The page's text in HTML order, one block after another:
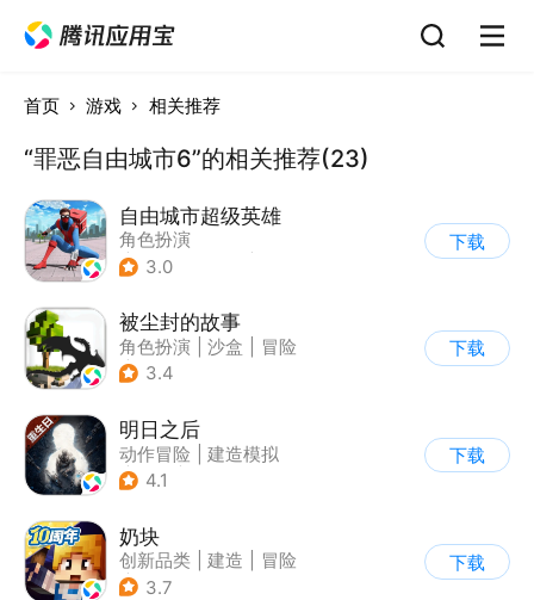
首页 游戏 相关推荐
“罪恶自由城市6”的相关推荐(23)
自由城市超级英雄
角色扮演
| 第三人称射击
3.0
下载
被尘封的故事
角色扮演 沙盒
冒险
| 开放世界
3.4
下载
明日之后
动作冒险
建造模拟
| 丧尸
4.1
下载
奶块
创新品类 建造
冒险
| 开放世界
3.7
下载